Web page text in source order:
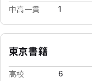
中高一貫 1
東京書籍
高校 6